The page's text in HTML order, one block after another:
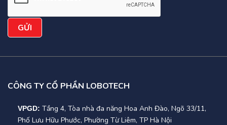
CÔNG TY CỔ PHẦN LOBOTECH
VPGD: Tầng 4, Tòa nhà đa năng Hoa Anh Đào, Ngõ 33/11,
Phố Lưu Hữu Phước, Phường Từ Liêm, TP Hà Nội